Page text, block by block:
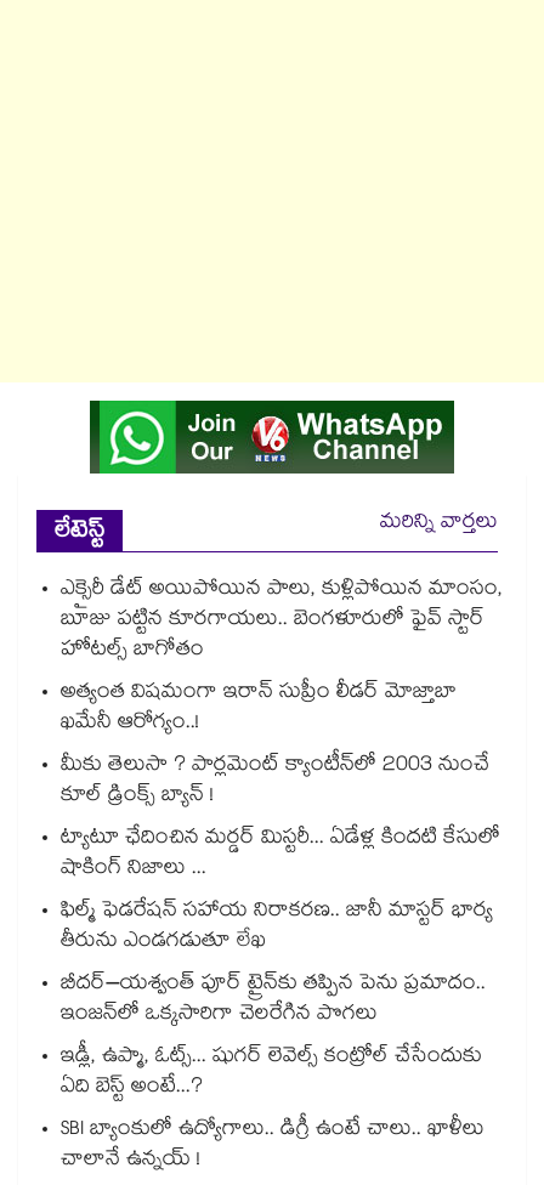
లేటెస్ట్
మరిన్ని వార్తలు
ఎక్సైరీ డేట్ అయిపోయిన పాలు, కుళ్లిపోయిన మాంసం,
బూజు పట్టిన కూరగాయలు.. బెంగళూరులో ఫైవ్ స్టార్
హోటల్స్ బాగోతం
అత్యంత విషమంగా ఇరాన్ సుప్రీం లీడర్ మోజ్తాబా
ఖమేనీ ఆరోగ్యం..!
మీకు తెలుసా ? పార్లమెంట్ క్యాంటీన్⁪లో 2003 నుంచే
కూల్ డ్రింక్స్ బ్యాన్ !
ట్యాటూ ఛేదించిన మర్డర్ మిస్టరీ... ఏడేళ్ల కిందటి కేసులో
షాకింగ్ నిజాలు ...
ఫిల్మ్ ఫెడరేషన్ సహాయ నిరాకరణ.. జానీ మాస్టర్ భార్య
తీరును ఎండగడుతూ లేఖ
బీదర్–యశ్వంత్ పూర్ ట్రైన్‎కు తప్పిన పెను ప్రమాదం..
ఇంజన్‎లో ఒక్కసారిగా చెలరేగిన పొగలు
ఇడ్లీ, ఉప్మా, ఓట్స్... షుగర్ లెవెల్స్ కంట్రోల్ చేసేందుకు
ఏది బెస్ట్ అంటే...?
SBI బ్యాంకులో ఉద్యోగాలు.. డిగ్రీ ఉంటే చాలు.. ఖాళీలు
చాలానే ఉన్నయ్ !